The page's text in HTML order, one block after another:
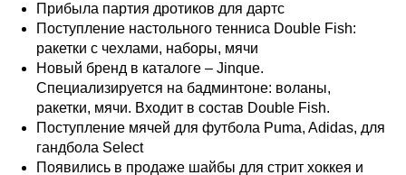
Прибыла партия дротиков для дартс
Поступление настольного тенниса Double Fish:
ракетки с чехлами, наборы, мячи
Новый бренд в каталоге – Jinque.
Специализируется на бадминтоне: воланы,
ракетки, мячи. Входит в состав Double Fish.
Поступление мячей для футбола Puma, Adidas, для
гандбола Select
Появились в продаже шайбы для стрит хоккея и